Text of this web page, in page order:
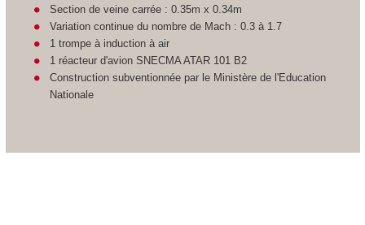
Section de veine carrée : 0.35m x 0.34m
Variation continue du nombre de Mach : 0.3 à 1.7
1 trompe à induction à air
1 réacteur d'avion SNECMA ATAR 101 B2
Construction subventionnée par le Ministère de l'Education
Nationale